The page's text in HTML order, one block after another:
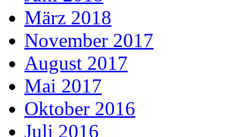
März 2018
November 2017
August 2017
Mai 2017
Oktober 2016
Juli 2016